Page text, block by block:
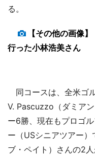
る。
【その他の画像
行った小林浩美さん
同コースは、全米ゴ
V. Pascuzzo（ダミア
ー6勝、現在もプロゴ
ー（USシニアツアー
ブ・ペイト）さんの2